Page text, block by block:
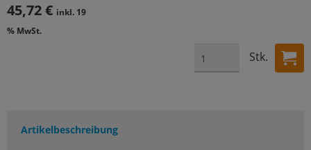
45,72 € inkl. 19
% MwSt.
Stk.
Artikelbeschreibung